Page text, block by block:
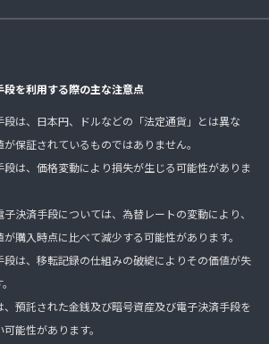
を利用する際の主な注意点
は、日本円、ドルなどの「法定通貨」とは異な
保証されているものではありません。
は、価格変動により損失が生じる可能性がありま
決済手段については、為替レートの変動により、
購入時点に比べて減少する可能性があります。
は、移転記録の仕組みの破綻によりその価値が失
預託された金銭及び暗号資産及び電子決済手段を
能性があります。